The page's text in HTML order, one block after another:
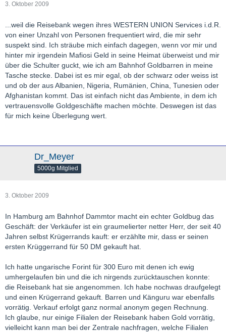
3. Oktober 2009
...weil die Reisebank wegen ihres WESTERN UNION Services i.d.R.
von einer Unzahl von Personen frequentiert wird, die mir sehr
suspekt sind. Ich sträube mich einfach dagegen, wenn vor mir und
hinter mir irgendein Mafiosi Geld in seine Heimat überweist und mir
über die Schulter guckt, wie ich am Bahnhof Goldbarren in meine
Tasche stecke. Dabei ist es mir egal, ob der schwarz oder weiss ist
und ob der aus Albanien, Nigeria, Rumänien, China, Tunesien oder
Afghanistan kommt. Das ist einfach nicht das Ambiente, in dem ich
vertrauensvolle Goldgeschäfte machen möchte. Deswegen ist das
für mich keine Überlegung wert.
Dr_Meyer
5000g Mitglied
3. Oktober 2009
In Hamburg am Bahnhof Dammtor macht ein echter Goldbug das
Geschäft: der Verkäufer ist ein graumelierter netter Herr, der seit 40
Jahren selbst Krügerrands kauft: er erzählte mir, dass er seinen
ersten Krüggerrand für 50 DM gekauft hat.
Ich hatte ungarische Forint für 300 Euro mit denen ich ewig
umhergelaufen bin und die ich nirgends zurücktauschen konnte:
die Reisebank hat sie angenommen. Ich habe nochwas draufgelegt
und einen Krügerrand gekauft. Barren und Känguru war ebenfalls
vorrätig. Verkauf erfolgt ganz normal anonym gegen Rechnung.
Ich glaube, nur einige Filialen der Reisebank haben Gold vorrätig,
vielleicht kann man bei der Zentrale nachfragen, welche Filialen